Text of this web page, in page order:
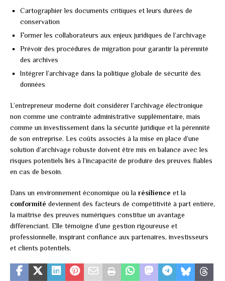
Cartographier les documents critiques et leurs durées de
conservation
Former les collaborateurs aux enjeux juridiques de l’archivage
Prévoir des procédures de migration pour garantir la pérennité
des archives
Intégrer l’archivage dans la politique globale de sécurité des
données
L’entrepreneur moderne doit considérer l’archivage électronique
non comme une contrainte administrative supplémentaire, mais
comme un investissement dans la sécurité juridique et la pérennité
de son entreprise. Les coûts associés à la mise en place d’une
solution d’archivage robuste doivent être mis en balance avec les
risques potentiels liés à l’incapacité de produire des preuves fiables
en cas de besoin.
Dans un environnement économique où la résilience et la
conformité deviennent des facteurs de compétitivité à part entière,
la maîtrise des preuves numériques constitue un avantage
différenciant. Elle témoigne d’une gestion rigoureuse et
professionnelle, inspirant confiance aux partenaires, investisseurs
et clients potentiels.